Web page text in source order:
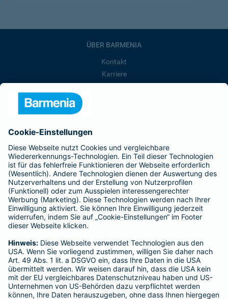
ÜBER BARMENIA
Kontakt
Karriere
Barmenia ist Teil der BarmeniaGothaer
BELIEBTE SEITEN
Kranken-Zusatzversicherung
Tierversicherungen
Haftpflichtversicherung
Hausratversicherung
Adresse ändern
Schaden melden
Kilometerstandsmeldung
Serviceübersicht